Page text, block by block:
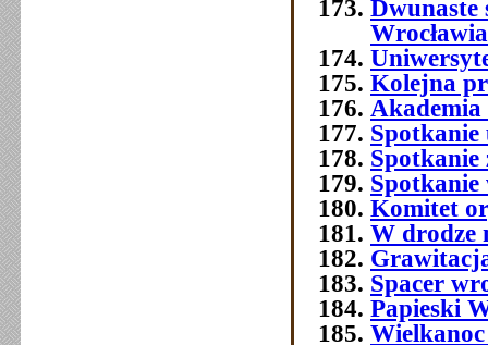
Dwunaste
Wrocławia
Kolejna
Akademia
Spotkanie
Spotkanie
Spotkanie
Komitet
W drodze
Spacer
Papieski